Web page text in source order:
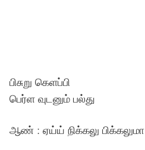
பிசுறு கெளப்பி
பெர்ள வுடனும் பல்து
ஆண் : ஏய்ய் நிக்கலு பிக்கலுமா